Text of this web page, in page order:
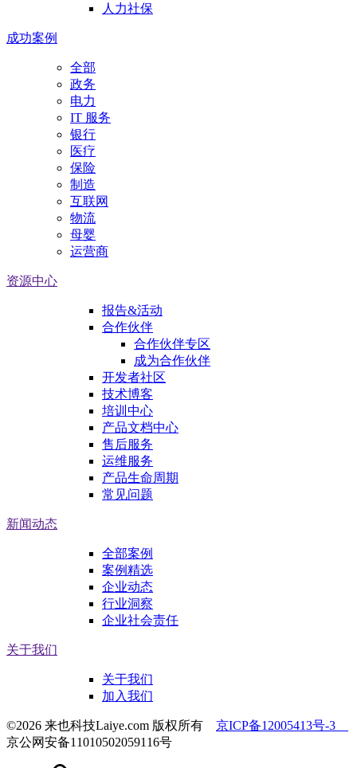
人力社保
成功案例
全部
政务
电力
IT 服务
银行
医疗
保险
制造
互联网
物流
母婴
运营商
资源中心
报告&活动
合作伙伴
合作伙伴专区
成为合作伙伴
开发者社区
技术博客
培训中心
产品文档中心
售后服务
运维服务
产品生命周期
常见问题
新闻动态
全部案例
案例精选
企业动态
行业洞察
企业社会责任
关于我们
关于我们
加入我们
©2026 来也科技Laiye.com 版权所有 京ICP备12005413号-3
京公网安备11010502059116号